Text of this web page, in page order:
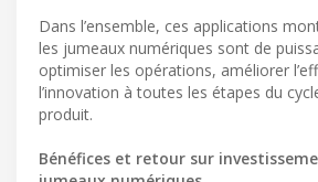
Dans l’ensemble, ces applications
les jumeaux numériques sont de
optimiser les opérations, améliorer
l’innovation à toutes les étapes du
produit.
Bénéfices et retour sur